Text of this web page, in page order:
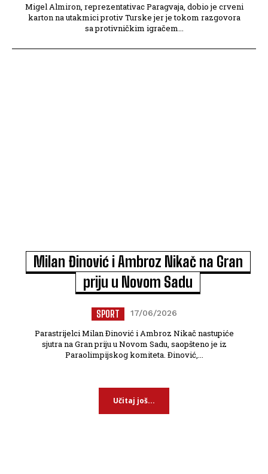
Migel Almiron, reprezentativac Paragvaja, dobio je crveni
karton na utakmici protiv Turske jer je tokom razgovora
sa protivničkim igračem...
Milan Đinović i Ambroz Nikač na Gran
priju u Novom Sadu
SPORT 17/06/2026
Parastrijelci Milan Đinović i Ambroz Nikač nastupiće
sjutra na Gran priju u Novom Sadu, saopšteno je iz
Paraolimpijskog komiteta. Đinović,...
Učitaj još...